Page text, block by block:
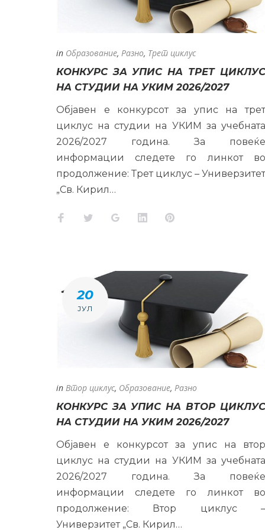
in Образование, Разно, Трет циклус
КОНКУРС ЗА УПИС НА ТРЕТ ЦИКЛУС
НА СТУДИИ НА УКИМ 2026/2027
Објавен е конкурсот за упис на трет
циклус на студии на УКИМ за учебната
2026/2027 година. За повеќе
информации следете го линкот во
продолжение: Трет циклус – Универзитет
„Св. Кирил…
Facebook
TwitterGoogle+LinkedInPinterest
20
ЈУЛ
in Втор циклус, Образование, Разно
КОНКУРС ЗА УПИС НА ВТОР ЦИКЛУС
НА СТУДИИ НА УКИМ 2026/2027
Објавен е конкурсот за упис на втор
циклус на студии на УКИМ за учебната
2026/2027 година. За повеќе
информации следете го линкот во
продолжение: Втор циклус –
Универзитет „Св. Кирил…